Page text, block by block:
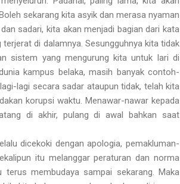
sekarang kita asyik dan merasa nyaman
sadari, kita akan menjadi bagian dari kata
di dalamnya. Sesungguhnya kita tidak
sistem yang mengurung kita untuk lari di
kampus belaka, masih banyak contoh-
lagi secara sadar ataupun tidak, telah kita
korupsi waktu. Menawar-nawar kepada
di akhir, pulang di awal bahkan saat
dicekoki dengan apologia, pemakluman-
itu melanggar peraturan dan norma
membudaya sampai sekarang. Maka